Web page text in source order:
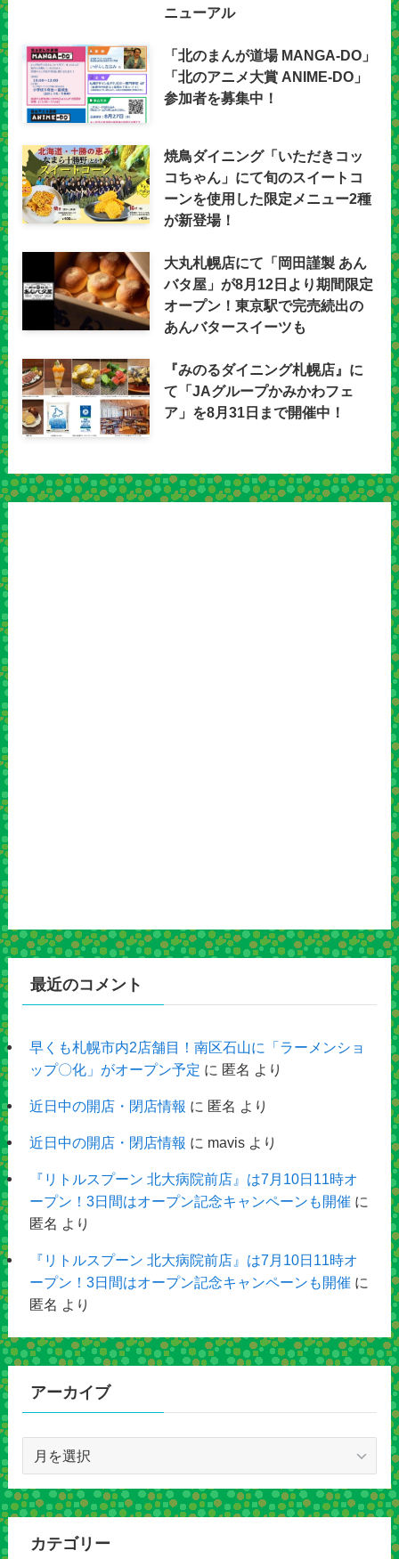
ニューアル
「北のまんが道場 MANGA-DO」
「北のアニメ大賞 ANIME-DO」
参加者を募集中！
焼鳥ダイニング「いただきコッ
コちゃん」にて旬のスイートコ
ーンを使用した限定メニュー2種
が新登場！
大丸札幌店にて「岡田謹製 あん
バタ屋」が8月12日より期間限定
オープン！東京駅で完売続出の
あんバタースイーツも
『みのるダイニング札幌店』に
て「JAグループかみかわフェ
ア」を8月31日まで開催中！
最近のコメント
早くも札幌市内2店舗目！南区石山に「ラーメンショ
ップ〇化」がオープン予定 に 匿名 より
近日中の開店・閉店情報 に 匿名 より
近日中の開店・閉店情報 に mavisより
『リトルスプーン 北大病院前店』は7月10日11時オ
ープン！3日間はオープン記念キャンペーンも開催 に
匿名 より
『リトルスプーン 北大病院前店』は7月10日11時オ
ープン！3日間はオープン記念キャンペーンも開催 に
匿名 より
アーカイブ
カ
イ
カテゴリー